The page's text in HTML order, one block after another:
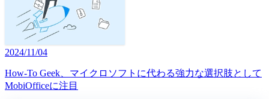
2024/11/04
How-To Geek、マイクロソフトに代わる強力な選択肢として
MobiOfficeに注目